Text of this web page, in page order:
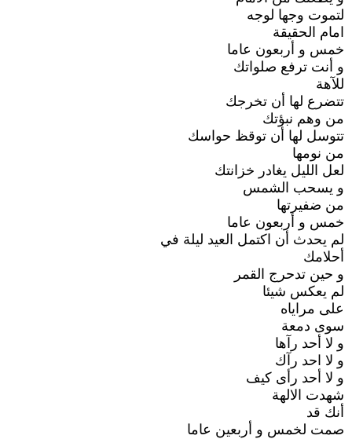
لتموت وجها لوجه
امام الحقيقة
خمس و أربعون عاما
و أنت ترفع صلواتك
للآهة
تتضرع لها أن تخرجك
من وهم نبؤتك
تتوسل لها أن توقظ حواسك
من نومها
لعل الليل يغادر خزانتك
و يسحب الشمس
من ضفيرتها
خمس و أربعون عاما
لم يحدث أن اكتمل العيد ليلة في
أحلامك
و حين تدحرج القمر
لم يعكس شيئا
على مراياه
سوى دمعة
و لا أحد رآها
و لا احد رآك
و لا أحد رأى كيف
شهدت الالهة
أنك قد
صمت لخمس و أربعين عاما